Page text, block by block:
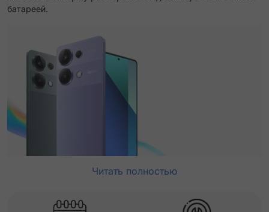
батареей.
Читать полностью